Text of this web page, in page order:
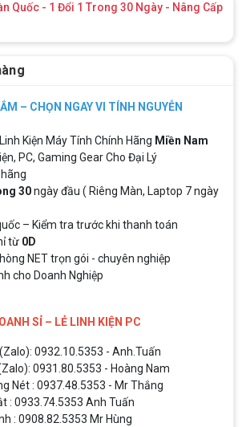
Quốc - 1 Đổi 1 Trong 30 Ngày - Nâng Cấp
– CHỌN NGAY VI TÍNH NGUYỄN
Kiện Máy Tính Chính Hãng Miền Nam
PC, Gaming Gear Cho Đại Lý
30ngày đầu ( Riêng Màn, Laptop 7 ngày
– Kiểm tra trước khi thanh toán
từ 0D
NET trọn gói - chuyên nghiệp
cho Doanh Nghiệp
SỈ – LẺ LINH KIỆN PC
0932.10.5353 - Anh.Tuấn
0931.80.5353 - Hoàng Nam
Nét : 0937.48.5353 - Mr Thắng
: 0933.74.5353 Anh Tuấn
: 0908.82.5353 Mr Hùng